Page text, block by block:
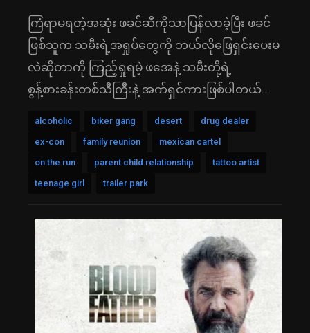
ကြံရာမရတဲ့အဆုံး ဖခင်ဆီကိုသာပြန်လာခဲ့ပြီး ဖခင်
ဖြစ်သူက သမီးရဲ့အရှုပ်တွေကို ဘယ်လိုဖြေရှင်းပေးမ
လဲဆိုတာကို ကြည့်ရှုရမဲ့ ဖအေနဲ့ သမီးတို့ရဲ့
စွန့်စားခန်းတစ်သီကြီးနဲ့ အက်ရှင်ကားဖြစ်ပါတယ်…
alcoholic biker gang desert
drug dealer
ex-con
family reunion
mexican cartel
on the run
parent child relationship
tattoo artist
teenage girl
trailer park